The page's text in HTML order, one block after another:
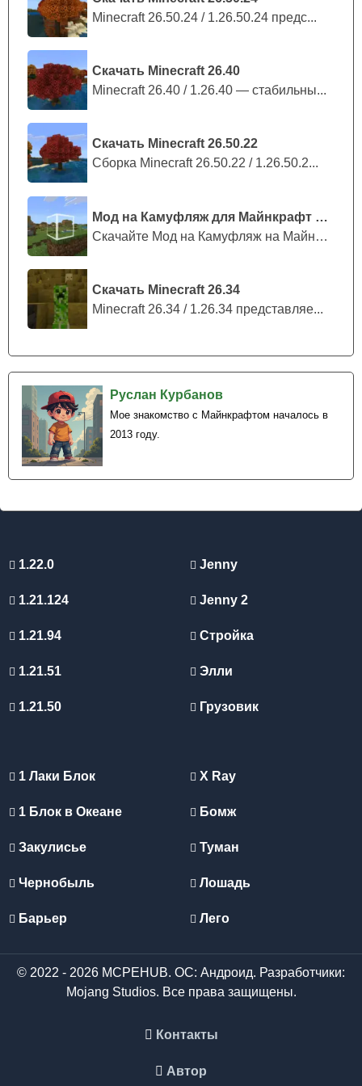
Minecraft 26.50.24 / 1.26.50.24 предс...
Скачать Minecraft 26.40
Minecraft 26.40 / 1.26.40 — стабильны...
Скачать Minecraft 26.50.22
Сборка Minecraft 26.50.22 / 1.26.50.2...
Мод на Камуфляж для Майнкрафт ПЕ
Скачайте Мод на Камуфляж на Майнкрафт...
Скачать Minecraft 26.34
Minecraft 26.34 / 1.26.34 представляе...
Руслан Курбанов
Мое знакомство с Майнкрафтом началось в
2013 году.
1.22.0
1.21.124
1.21.94
1.21.51
1.21.50
Jenny
Jenny 2
Стройка
Элли
Грузовик
1 Лаки Блок
1 Блок в Океане
Закулисье
Чернобыль
Барьер
X Ray
Бомж
Туман
Лошадь
Лего
© 2022 - 2026 MCPEHUB. ОС: Андроид. Разработчики:
Mojang Studios. Все права защищены.
Контакты
Автор